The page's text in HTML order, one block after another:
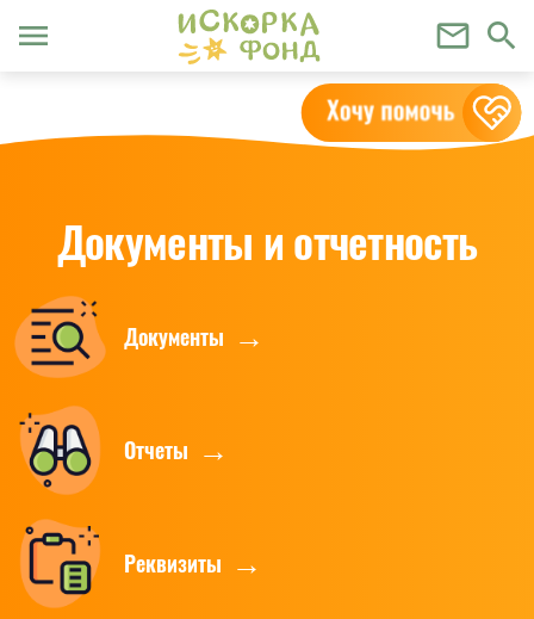
menu mail_outline search
Документы и отчетность
Документы
Отчеты
Реквизиты